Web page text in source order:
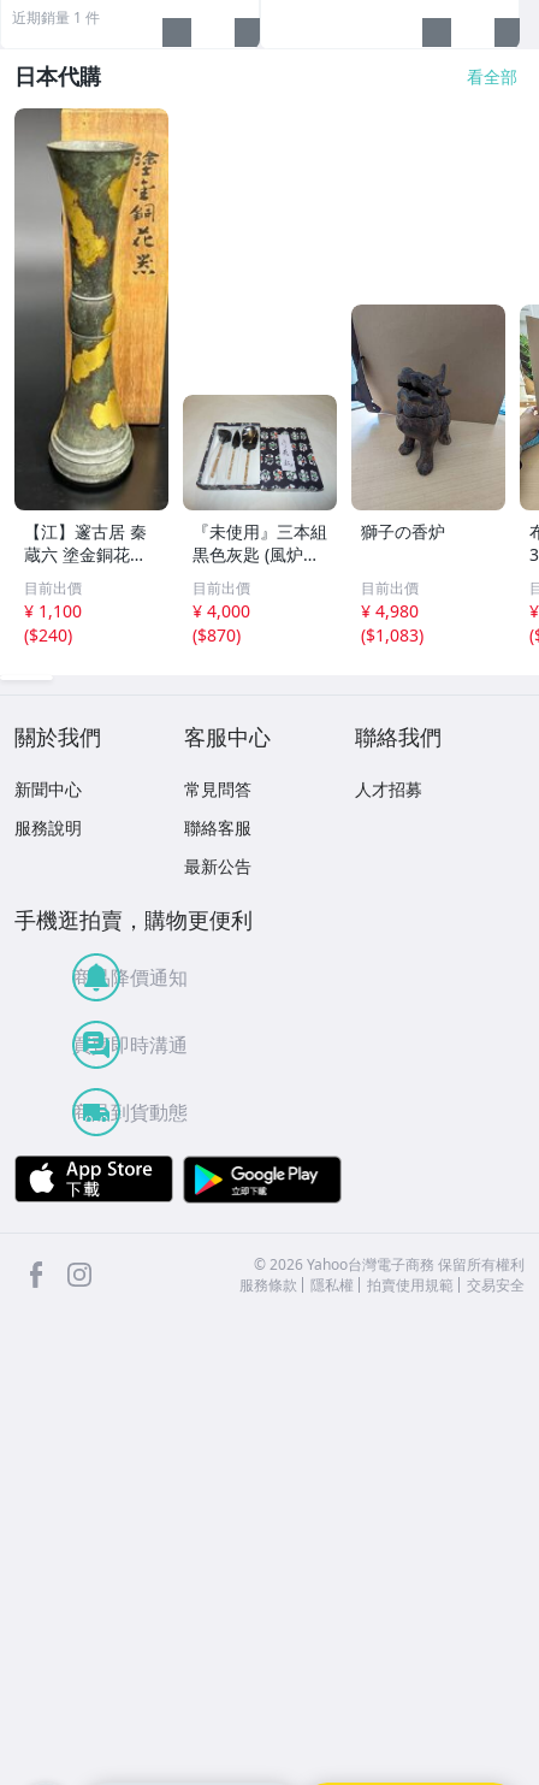
近期銷量 1 件
日本代購 看全部
【江】邃古居 秦
蔵六 塗金銅花器
直径約9cm×高さ
30cm 在銘 共箱
古美術品(華道具
花生花瓶花生飾
目前出價
¥ 1,100
($240)
『未使用』三本組
黒色灰匙 (風炉用)
化粧箱
目前出價
¥ 4,000
($870)
獅子の香炉
目前出價
¥ 4,980
($1,083)
(
關於我們
新聞中心
服務說明
客服中心
常見問答
聯絡客服
最新公告
聯絡我們
人才招募
手機逛拍賣，購物更便利
商品降價通知
買賣即時溝通
商品到貨動態
APP Store
facebook ©2026 Yahoo台灣電子商務 保留所有權利
服務條款
隱私權 拍賣使用規範 交易安全